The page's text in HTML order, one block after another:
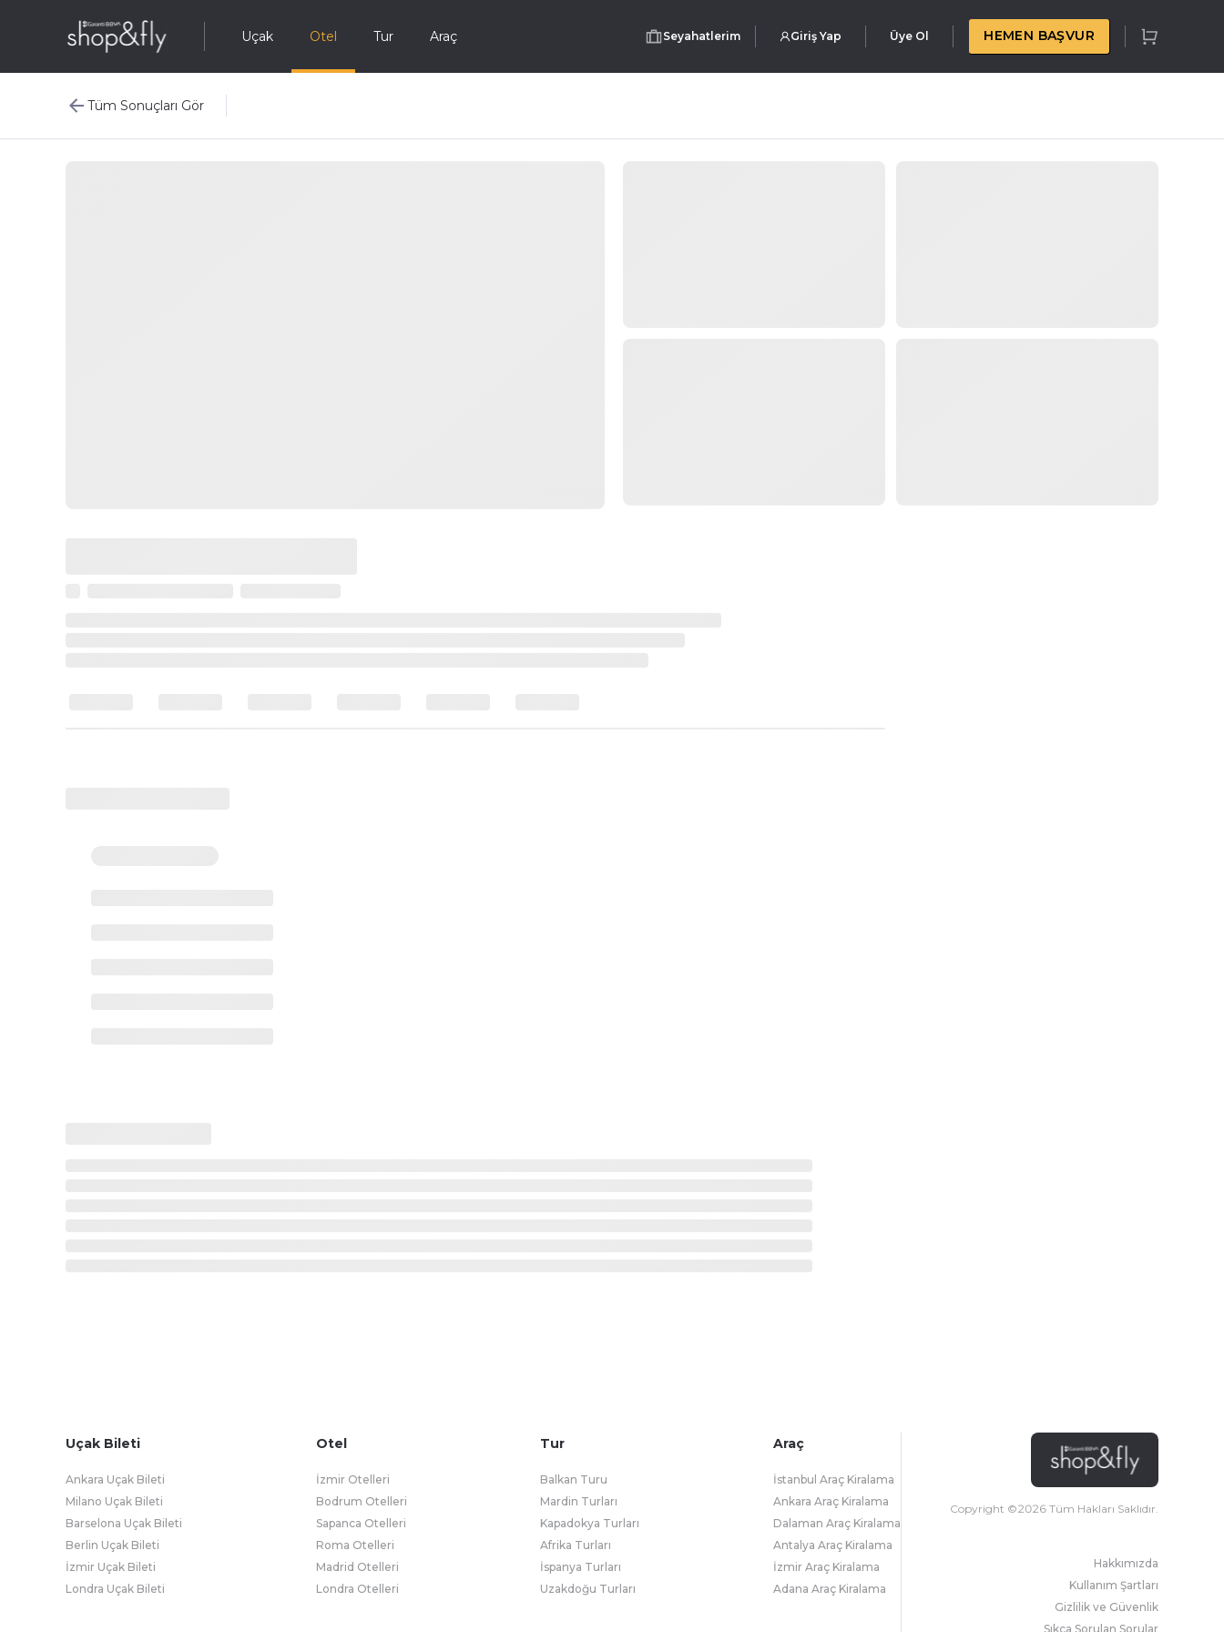
Uçak Otel Tur Araç Seyahatlerim Giriş Yap Üye Ol HEMEN BAŞVUR
Tüm Sonuçları Gör
Uçak Bileti
Ankara Uçak Bileti
Milano Uçak Bileti
Barselona Uçak Bileti
Berlin Uçak Bileti
İzmir Uçak Bileti
Londra Uçak Bileti
Otel
İzmir Otelleri
Bodrum Otelleri
Sapanca Otelleri
Roma Otelleri
Madrid Otelleri
Londra Otelleri
Tur
Balkan Turu
Mardin Turları
Kapadokya Turları
Afrika Turları
İspanya Turları
Uzakdoğu Turları
Araç
İstanbul Araç Kiralama
Ankara Araç Kiralama
Dalaman Araç Kiralama
Antalya Araç Kiralama
İzmir Araç Kiralama
Adana Araç Kiralama
Copyright ©2026 Tüm Hakları Saklıdır.
Hakkımızda
Kullanım Şartları
Gizlilik ve Güvenlik
Sıkça Sorulan Sorular